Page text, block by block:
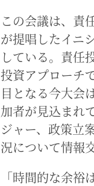
この会議は、責
が提唱したイニ
している。責任
投資アプローチ
目となる今大会
加者が見込まれ
ジャー、政策立
況について情報
「時間的な余